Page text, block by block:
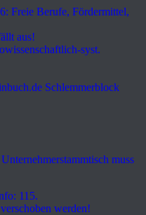
Freie Berufe, Fördermittel,
aus!
syst.
Schlemmerblock
muss
115.
werden!